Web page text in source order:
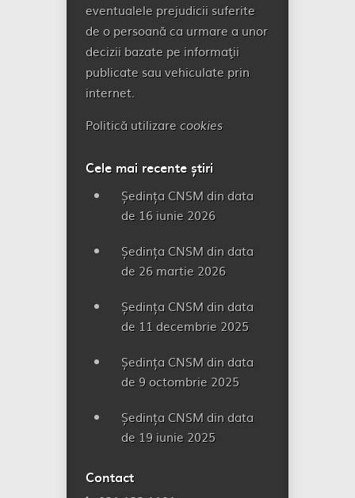
eventualele prejudicii suferite
de o persoană ca urmare a unor
decizii bazate pe informaţii
publicate sau vehiculate prin
internet.
Politică utilizare cookies
Cele mai recente știri
Ședința CNSM din data
de 16 iunie 2026
Ședința CNSM din data
de 26 martie 2026
Ședința CNSM din data
de 11 decembrie 2025
Ședința CNSM din data
de 9 octombrie 2025
Ședința CNSM din data
de 19 iunie 2025
Contact